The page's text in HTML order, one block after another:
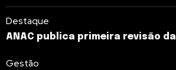
Destaque
ANAC publica primeira revisão da
Gestão